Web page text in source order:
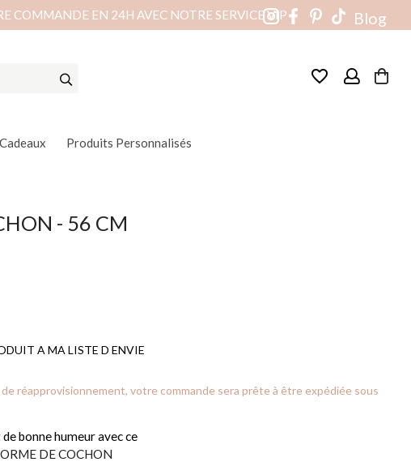
Blog
COMMANDE EN 24H AVEC NOTRE SERVICE VIP
favorite_border
Produits Personnalisés
- 56 CM
A MA LISTE D ENVIE
réapprovisionnement, votre commande sera prête à être expédiée sous
bonne humeur avec ce
DE COCHON